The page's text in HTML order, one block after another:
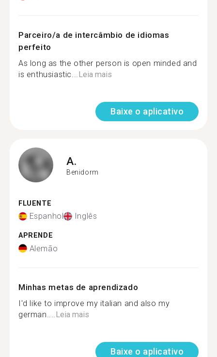
Parceiro/a de intercâmbio de idiomas
perfeito
As long as the other person is open minded and
is enthusiastic... Leia mais
Baixe o aplicativo
A.
Benidorm
FLUENTE
Espanhol Inglês
APRENDE
Alemão
Minhas metas de aprendizado
I'd like to improve my italian and also my
german.... Leia mais
Baixe o aplicativo